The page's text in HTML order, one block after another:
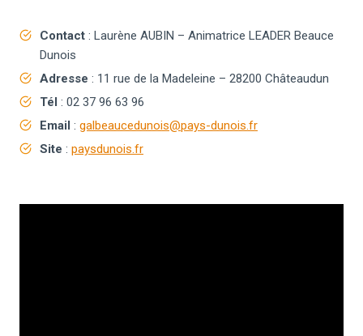
Contact : Laurène AUBIN – Animatrice LEADER Beauce
Dunois
Adresse : 11 rue de la Madeleine – 28200 Châteaudun
Tél : 02 37 96 63 96
Email : galbeaucedunois@pays-dunois.fr
Site : paysdunois.fr